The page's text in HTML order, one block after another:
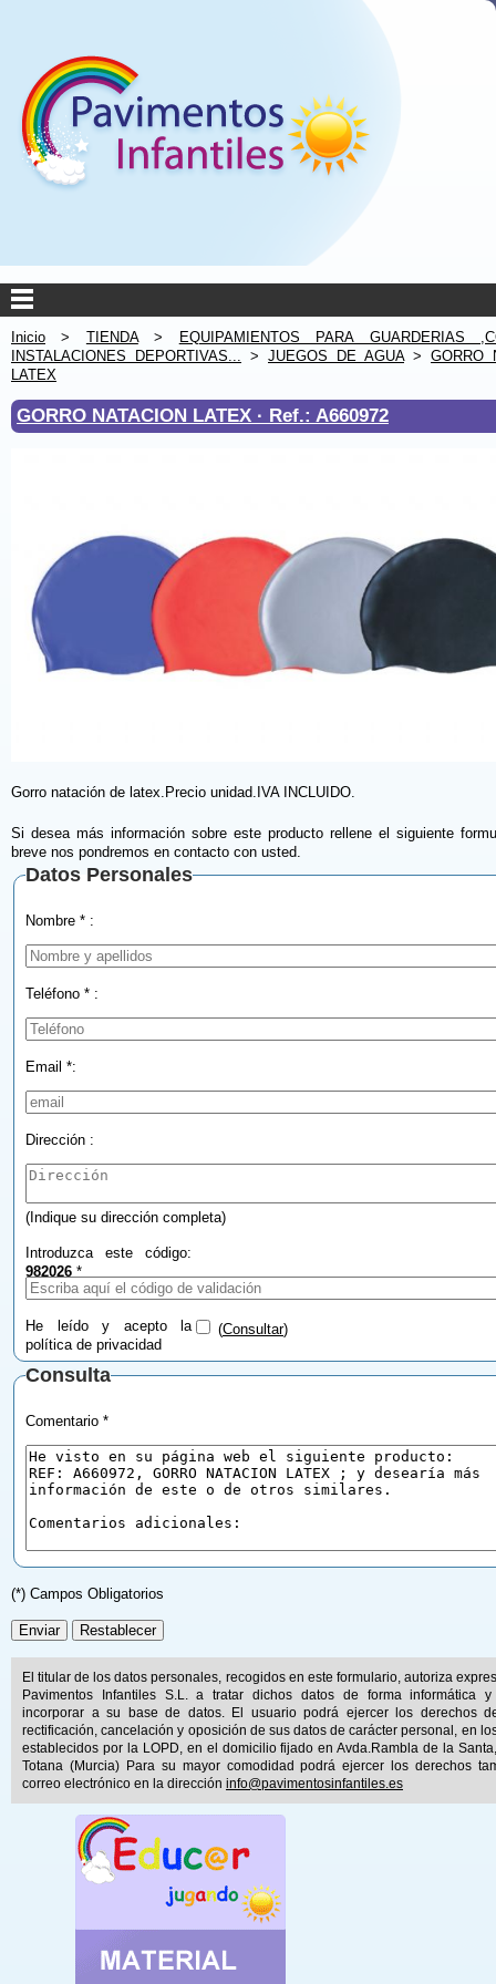
Inicio > TIENDA>
EQUIPAMIENTOS PARA GUARDERIAS
INSTALACIONES DEPORTIVAS... > JUEGOS DE AGUA> GORRO
LATEX
GORRO NATACION LATEX · Ref.: A660972
Gorro natación de latex.Precio unidad.IVA INCLUIDO.
Si desea más información sobre este producto rellene el siguiente
breve nos pondremos en contacto con usted.
Datos Personales
Nombre * :
Teléfono * :
Email *:
Dirección :
(Indique su dirección completa)
Introduzca este código:
982026 *
He leído y acepto la
política de privacidad
(Consultar)
Consulta
Comentario *
(*) Campos Obligatorios
El titular de los datos personales, recogidos en este formulario, autoriza
Pavimentos Infantiles S.L. a tratar dichos datos de forma informática y
incorporar a su base de datos. El usuario podrá ejercer los derechos
rectificación, cancelación y oposición de sus datos de carácter personal, en
establecidos por la LOPD, en el domicilio fijado en Avda.Rambla de la
Totana (Murcia) Para su mayor comodidad podrá ejercer los derechos
correo electrónico en la dirección info@pavimentosinfantiles.es